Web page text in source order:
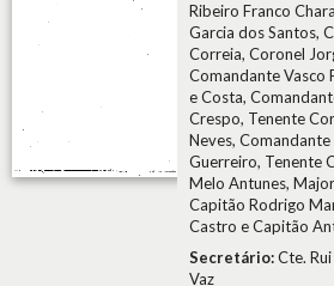
Ribeiro Franco
Garcia dos Santos,
Correia, Coronel
Comandante Vasco
e Costa,
Crespo, Tenente
Neves,
Guerreiro, Tenente
Melo Antunes,
Capitão Rodrigo
Castro e Capitão
Secretário:Cte.
Vaz